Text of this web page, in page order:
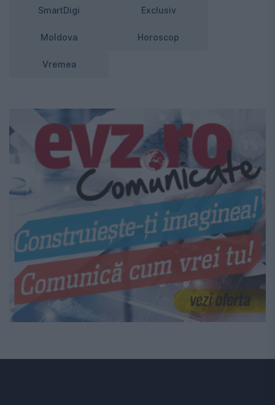
SmartDigi Exclusiv
Moldova Horoscop
Vremea